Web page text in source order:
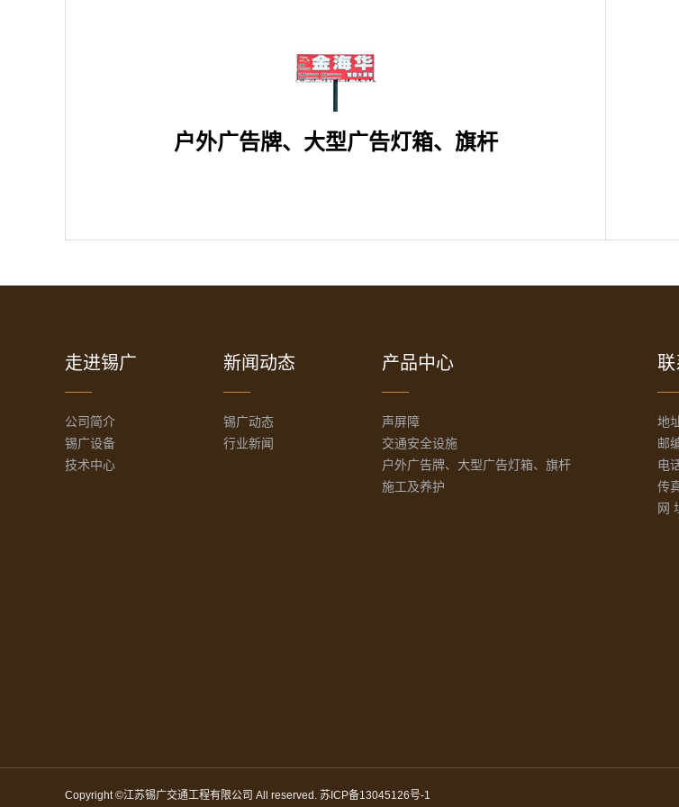
户外广告牌、大型广告灯箱、旗杆
走进锡广
公司简介
锡广设备
技术中心
新闻动态
锡广动态
行业新闻
产品中心
声屏障
交通安全设施
户外广告牌、大型广告灯箱、旗杆
施工及养护
联
地
邮
电
传
网
Copyright ©江苏锡广交通工程有限公司 All reserved. 苏ICP备13045126号-1